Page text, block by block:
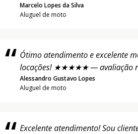
Marcelo Lopes da Silva
Aluguel de moto
Ótimo atendimento e excelente
locações! ★★★★★ — avaliação
Alessandro Gustavo Lopes
Aluguel de moto
Excelente atendimento! Sou